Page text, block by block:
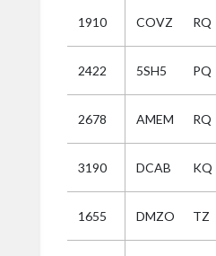
1910 COVZ RQ
2422 5SH5 PQ
2678 AMEM RQ
3190 DCAB KQ
1655 DMZO TZ